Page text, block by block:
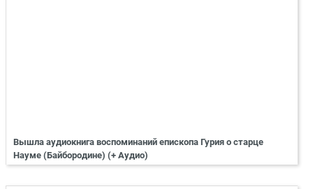
Вышла аудиокнига воспоминаний епископа Гурия о старце
Науме (Байбородине) (+ Аудио)